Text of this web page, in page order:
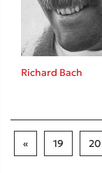
Richard Bach
« 19 20